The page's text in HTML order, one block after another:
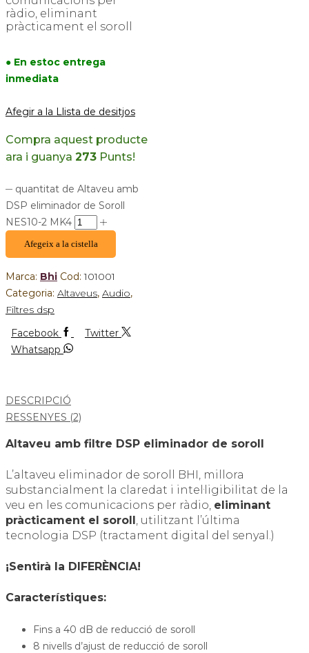
ràdio, eliminant
pràcticament el soroll
● En estoc entrega
inmediata
Afegir a la Llista de desitjos
Compra aquest producte
ara i guanya 273 Punts!
quantitat de Altaveu amb
DSP eliminador de Soroll
NES10-2 MK4
Afegeix a la cistella
Marca: Bhi Cod:101001
Categoria: Altaveus, Audio,
Filtres dsp
Facebook
Twitter
Whatsapp
DESCRIPCIÓ
RESSENYES (2)
Altaveu amb filtre DSP eliminador de soroll
L’altaveu eliminador de soroll BHI, millora
substancialment la claredat i intel·ligibilitat de la
veu en les comunicacions per ràdio, eliminant
pràcticament el soroll , utilitzant l’última
tecnologia DSP (tractament digital del senyal.)
¡Sentirà la DIFERÈNCIA!
Característiques:
Fins a 40 dB de reducció de soroll
8 nivells d’ajust de reducció de soroll